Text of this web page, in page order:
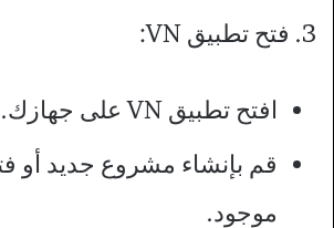
3. فتح تطبيق VN:
افتح تطبيق VN على جهازك.
قم بإنشاء مشروع جديد أو
موجود.